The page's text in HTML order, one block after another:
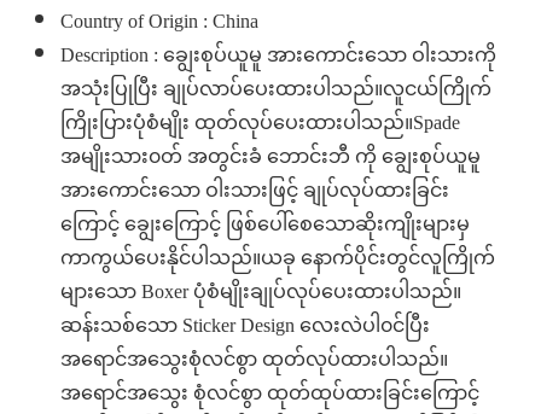
Country of Origin : China
Description : ချွေးစုပ်ယူမူ အားကောင်းသော ဝါးသားကို
အသုံးပြုပြီး ချုပ်လာပ်ပေးထားပါသည်။လူငယ်ကြိုက်
ကြိုးပြားပုံစံမျိုး ထုတ်လုပ်ပေးထားပါသည်။Spade
အမျိုးသား၀တ် အတွင်းခံ ဘောင်းဘီ ကို ချွေးစုပ်ယူမူ
‌အားကောင်းသော ဝါးသားဖြင့် ချုပ်လုပ်ထားခြင်း
ကြောင့် ချွေးကြောင့် ဖြစ်ပေါ်စေသောဆိုးကျိုးများမှ
ကာကွယ်ပေးနိုင်ပါသည်။ယခု နောက်ပိုင်းတွင်လူကြိုက်
များသော Boxer ပုံစံမျိုးချုပ်လုပ်ပေးထားပါသည်။
ဆန်းသစ်သော Sticker Design လေးလဲပါ၀င်ပြီး
အရောင်အသွေးစုံလင်စွာ ထုတ်လုပ်ထားပါသည်။
အရောင်‌အသွေး စုံလင်စွာ ထုတ်ထုပ်ထားခြင်းကြောင့်